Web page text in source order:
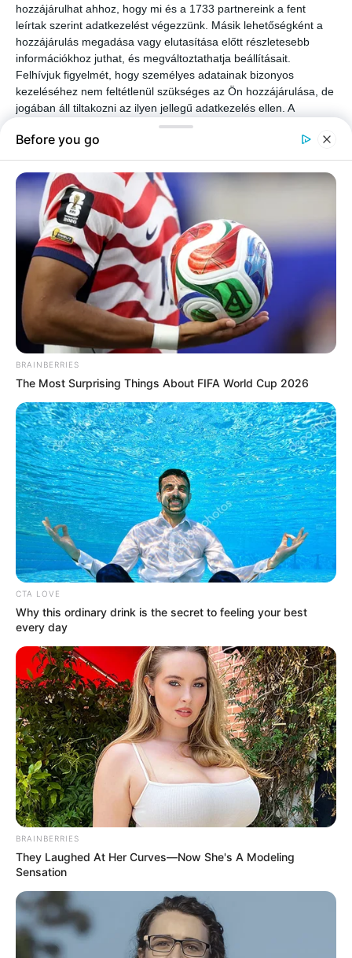
hozzájárulhat ahhoz, hogy mi és a 1733 partnereink a fent
leírtak szerint adatkezelést végezzünk. Másik lehetőségként a
hozzájárulás megadása vagy elutasítása előtt részletesebb
információkhoz juthat, és megváltoztathatja beállításait.
Felhívjuk figyelmét, hogy személyes adatainak bizonyos
kezeléséhez nem feltétlenül szükséges az Ön hozzájárulása, de
jogában áll tiltakozni az ilyen jellegű adatkezelés ellen. A
beállításai csak erre a weboldalra érvényesek. Bármikor
megváltoztathatja a preferenciáit, vagy visszavonhatja
hozzájárulását, ha visszatér erre az oldalra, és rákattint az oldal
alján található "Adatvédelem" gombra.
A pincér tudja a dolgát, kihoz egy finom bort az embernek. Látja ezt
egy másik ember is, aki marhapörköltet evett. Tanulván az előző ember
udvariasságából, ő is inni kér:
– Pincér! A marha inni akar!
+1 vicc:
A szőke nő pizzát rendel az étteremben.
– Hány szeletre óhajtja hogy vágjam? – kérdi udvariasan a felszolgáló
– 6 vagy 12 szeletre?
– Hatra. Tizenkettőt úgysem tudnék megenni.